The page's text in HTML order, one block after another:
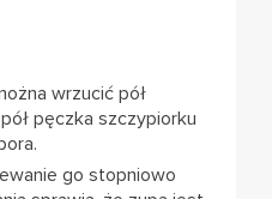
wrzucić pół
pęczka szczypiorku
go stopniowo